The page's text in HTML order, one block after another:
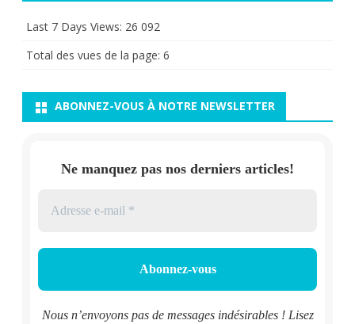
Last 7 Days Views: 26 092
Total des vues de la page: 6
ABONNEZ-VOUS À NOTRE NEWSLETTER
Ne manquez pas nos derniers articles!
Nous n’envoyons pas de messages indésirables ! Lisez